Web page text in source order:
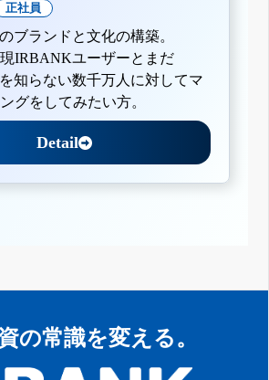
正社員
ブランドと文化の構築。
IRBANKユーザーとまだ
知らない数千万人に対してマ
グをしてみたい方。
Detail
の常識を変える。